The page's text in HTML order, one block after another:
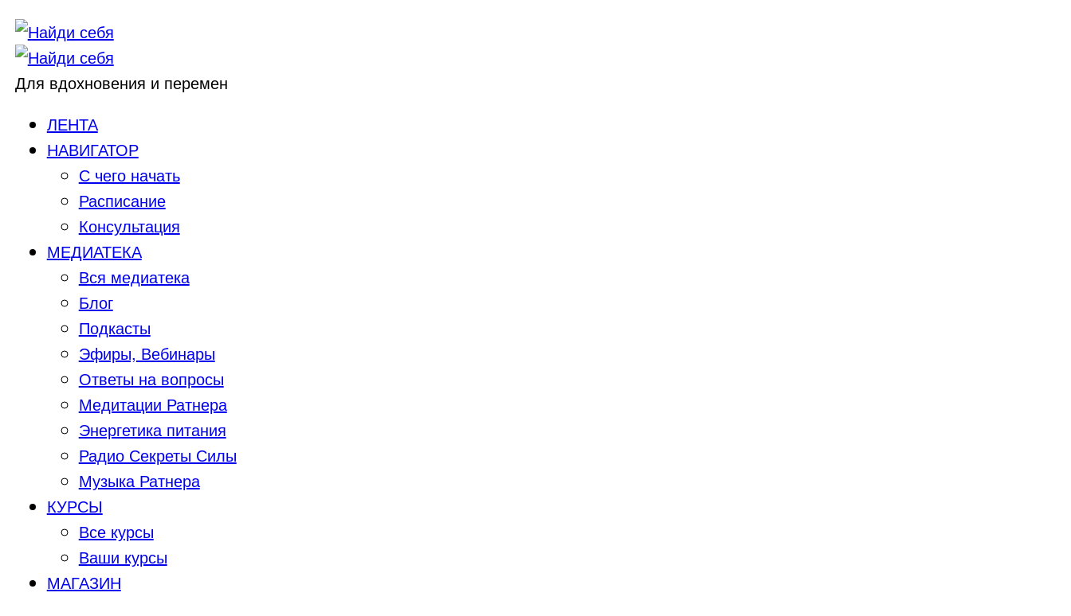
Для вдохновения и перемен
ЛЕНТА
НАВИГАТОР
С чего начать
Расписание
Консультация
МЕДИАТЕКА
Вся медиатека
Блог
Подкасты
Эфиры, Вебинары
Ответы на вопросы
Медитации Ратнера
Энергетика питания
Радио Секреты Силы
Музыка Ратнера
КУРСЫ
Все курсы
Ваши курсы
МАГАЗИН